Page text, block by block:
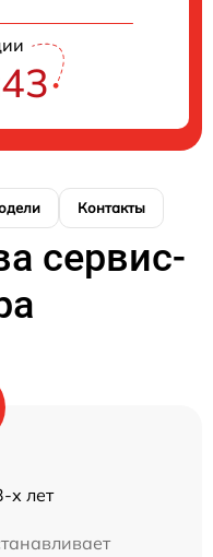
Контакты
сервис-
х лет